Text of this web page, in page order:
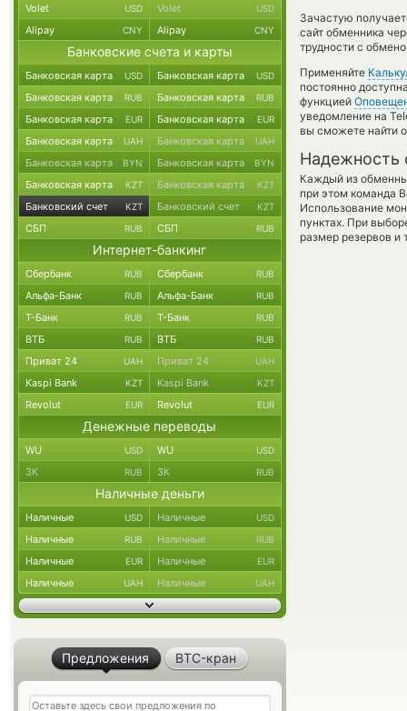
Зачастую
сайт обменника
трудности с
Применяйте
постоянно
функцией
уведомление на
вы сможете найти
Надежность
Каждый из
при этом команда
Использование
пунктах. При
размер резервов и
Volet USD Volet USD
Alipay CNY Alipay CNY
Банковские счета и карты
Банковская карта USD Банковская карта USD
Банковская карта RUB Банковская карта RUB
Банковская карта EUR Банковская карта EUR
Банковская карта UAH Банковская карта UAH
Банковская карта BYN Банковская карта BYN
Банковская карта KZT Банковская карта KZT
Банковский счет KZT Банковский счет KZT
СБП RUB СБП RUB
Интернет-банкинг
Сбербанк RUB Сбербанк RUB
Альфа-Банк RUB Альфа-Банк RUB
Т-Банк RUB Т-Банк RUB
ВТБ RUB ВТБ RUB
Приват 24 UAH Приват 24 UAH
Kaspi Bank KZT Kaspi Bank KZT
Revolut EUR Revolut EUR
Денежные переводы
WU USD WU USD
ЗК RUB ЗК RUB
Наличные деньги
Наличные USD Наличные USD
Наличные RUB Наличные RUB
Наличные EUR Наличные EUR
Наличные UAH Наличные UAH
Предложения BTC-кран